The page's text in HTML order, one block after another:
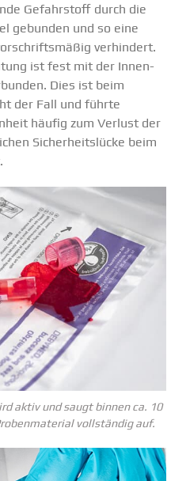
Gefahr­stoff durch die
gebunden und so eine
verhindert.
ist fest mit der Innen­
Dies ist beim
der Fall und führte
häufig zum Verlust der
Sicher­heits­lücke beim
aktiv und saugt binnen ca. 10
vollständig auf.